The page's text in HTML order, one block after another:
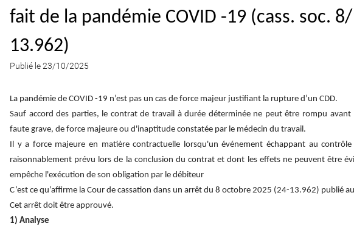
fait de la pandémie COVID -19 (cass. soc.
13.962)
Publié le 23/10/2025
La pandémie de COVID -19 n’est pas un cas de force majeur justifiant la rupture d’un CDD.
Sauf accord des parties, le contrat de travail à durée déterminée ne peut être rompu avant
faute grave, de force majeure ou d'inaptitude constatée par le médecin du travail.
Il y a force majeure en matière contractuelle lorsqu'un événement échappant au
raisonnablement prévu lors de la conclusion du contrat et dont les effets ne peuvent être
empêche l'exécution de son obligation par le débiteur
C’est ce qu’affirme la Cour de cassation dans un arrêt du 8 octobre 2025 (24-13.962) publié
Cet arrêt doit être approuvé.
1) Analyse